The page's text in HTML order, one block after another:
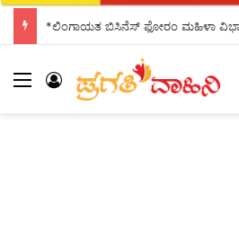
*ಲಿಂಗಾಯತ ಬಿಸಿನೆಸ್ ಫೋರಂ ಮಹಿಳಾ
Menu Log In